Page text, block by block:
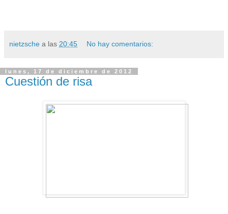
nietzsche a las 20:45 No hay comentarios:
lunes, 17 de diciembre de 2012
Cuestión de risa